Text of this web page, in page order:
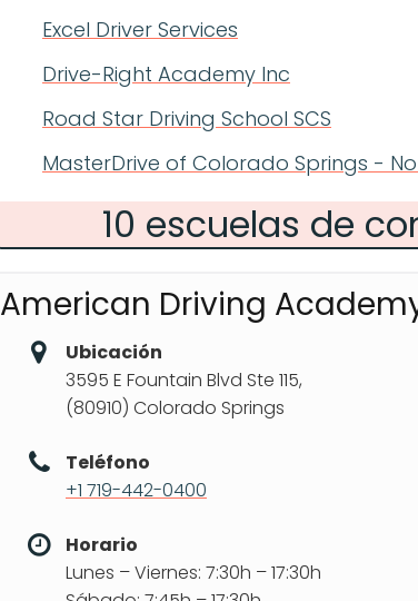
Excel Driver Services
Drive-Right Academy Inc
Road Star Driving School SCS
MasterDrive of Colorado Springs -
10 escuelas de
American Driving
Ubicación
3595 E Fountain Blvd Ste 115,
(80910) Colorado Springs
Teléfono
+1 719-442-0400
Horario
Lunes – Viernes: 7:30h – 17:30h